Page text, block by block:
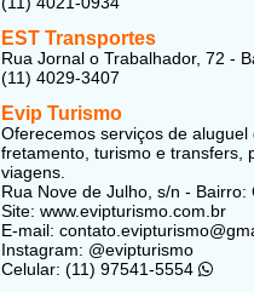
EST Transportes
Rua Jornal o Trabalhador, 72 -
(11) 4029-3407
Evip Turismo
Oferecemos serviços de
fretamento, turismo e transfers,
viagens.
Rua Nove de Julho, s/n -
Site: www.evipturismo.com.br
E-mail:
Instagram: @evipturismo
Celular: (11) 97541-5554